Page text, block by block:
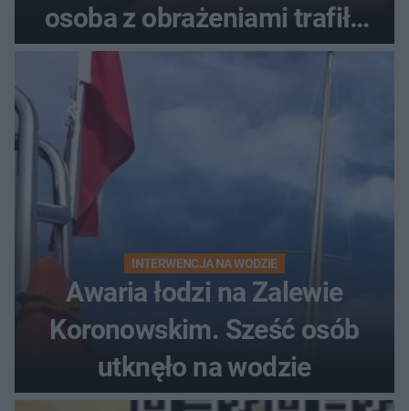
osoba z obrażeniami trafiła
do szpitala
INTERWENCJA NA WODZIE
Awaria łodzi na Zalewie
Koronowskim. Sześć osób
utknęło na wodzie